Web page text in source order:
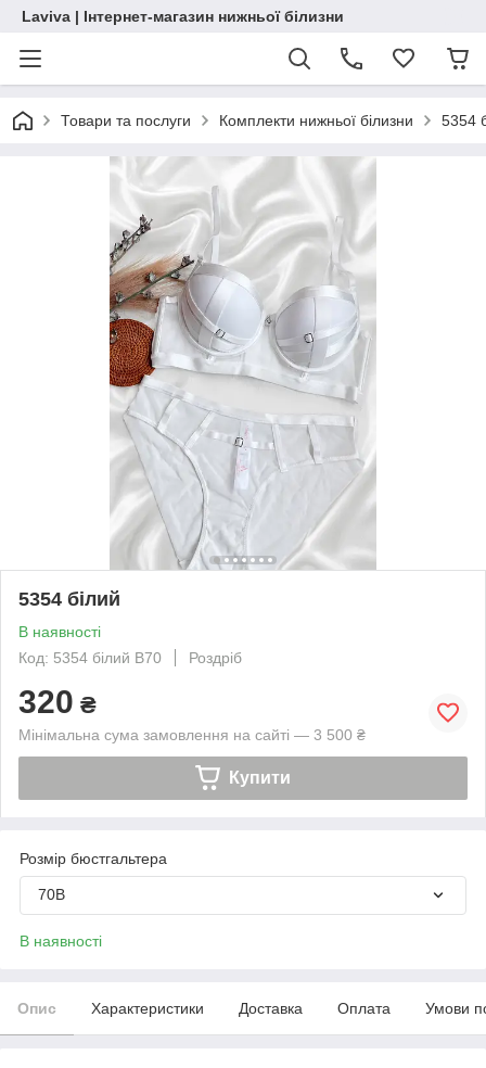
Laviva | Інтернет-магазин нижньої білизни
Товари та послуги Комплекти нижньої білизни 5354
5354 білий
В наявності
Код: 5354 білий B70
Роздріб
320 ₴
Мінімальна сума замовлення на сайті — 3 500 ₴
Купити
Розмір бюстгальтера
70B
В наявності
Опис Характеристики Доставка Оплата Умови